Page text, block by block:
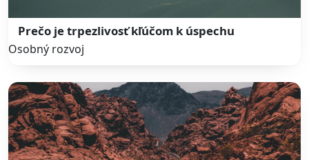
Prečo je trpezlivosť kľúčom k úspechu
Osobný rozvoj